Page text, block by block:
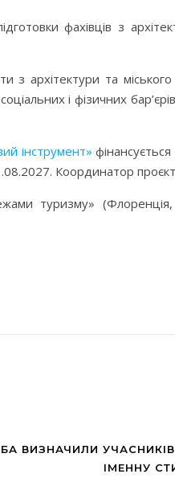
фахівців з
з архітектури та
і фізичних
інструмент»
Координатор
туризму» (Флоренція,
ВИЗНАЧИЛИ
ІМЕННУ